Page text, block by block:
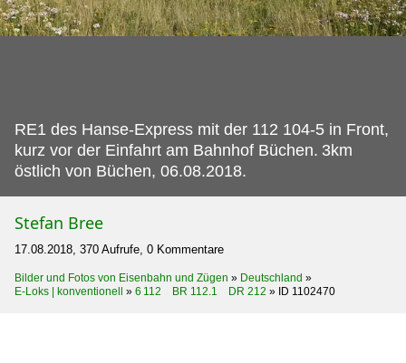
RE1 des Hanse-Express mit der 112 104-5 in Front,
kurz vor der Einfahrt am Bahnhof Büchen. 3km
östlich von Büchen, 06.08.2018.
Stefan Bree
17.08.2018, 370 Aufrufe, 0 Kommentare
Bilder und Fotos von Eisenbahn und Zügen » Deutschland »
E-Loks | konventionell » 6 112 BR 112.1 DR 212 » ID 1102470